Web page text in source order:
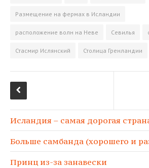
Размещение на фермах в Исландии
расположение волн на Неве Севилья
Стасмир Ислянский Столица Гренландии
Принц из-за занавески